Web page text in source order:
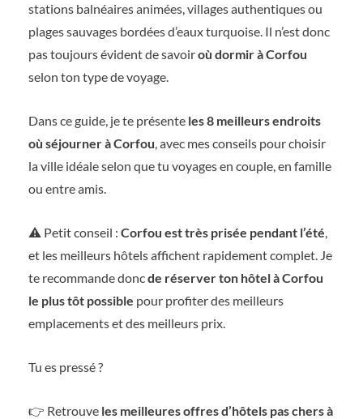
stations balnéaires animées, villages authentiques ou
plages sauvages bordées d’eaux turquoise. Il n’est donc
pas toujours évident de savoiroù dormir à Corfou
selon ton type de voyage.
Dans ce guide, je te présente les 8 meilleurs endroits
où séjourner à Corfou, avec mes conseils pour choisir
la ville idéale selon que tu voyages en couple, en famille
ou entre amis.
⚠️ Petit conseil : Corfou est très prisée pendant l’été,
et les meilleurs hôtels affichent rapidement complet. Je
te recommande doncde réserver ton hôtel à Corfou
le plus tôt possible pour profiter des meilleurs
emplacements et des meilleurs prix.
Tu es pressé ?
👉 Retrouve les meilleures offres d’hôtels pas chers à